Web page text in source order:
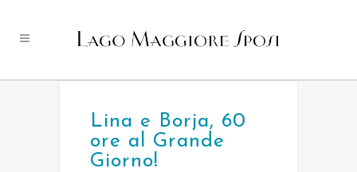
Lina e Borja, 60
ore al Grande
Giorno!